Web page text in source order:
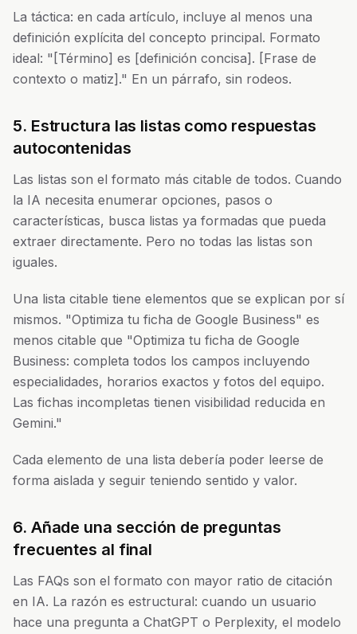
La táctica: en cada artículo, incluye al menos una
definición explícita del concepto principal. Formato
ideal: "[Término] es [definición concisa]. [Frase de
contexto o matiz]." En un párrafo, sin rodeos.
5. Estructura las listas como respuestas
autocontenidas
Las listas son el formato más citable de todos. Cuando
la IA necesita enumerar opciones, pasos o
características, busca listas ya formadas que pueda
extraer directamente. Pero no todas las listas son
iguales.
Una lista citable tiene elementos que se explican por sí
mismos. "Optimiza tu ficha de Google Business" es
menos citable que "Optimiza tu ficha de Google
Business: completa todos los campos incluyendo
especialidades, horarios exactos y fotos del equipo.
Las fichas incompletas tienen visibilidad reducida en
Gemini."
Cada elemento de una lista debería poder leerse de
forma aislada y seguir teniendo sentido y valor.
6. Añade una sección de preguntas
frecuentes al final
Las FAQs son el formato con mayor ratio de citación
en IA. La razón es estructural: cuando un usuario
hace una pregunta a ChatGPT o Perplexity, el modelo